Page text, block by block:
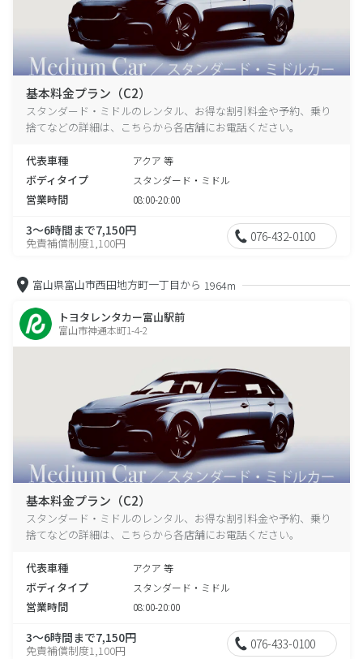
基本料金プラン（C2）
スタンダード・ミドルのレンタル、お得な割引料金や予約、乗り
捨てなどの詳細は、こちらから各店舗にお電話ください。
代表車種 アクア 等
ボディタイプ スタンダード・ミドル
営業時間 08:00-20:00
3～6時間まで7,150円
免責補償制度1,100円 076-432-0100
富山県富山市西田地方町一丁目から 1964m
トヨタレンタカー富山駅前
富山市神通本町1-4-2
基本料金プラン（C2）
スタンダード・ミドルのレンタル、お得な割引料金や予約、乗り
捨てなどの詳細は、こちらから各店舗にお電話ください。
代表車種 アクア 等
ボディタイプ スタンダード・ミドル
営業時間 08:00-20:00
3～6時間まで7,150円
免責補償制度1,100円 076-433-0100